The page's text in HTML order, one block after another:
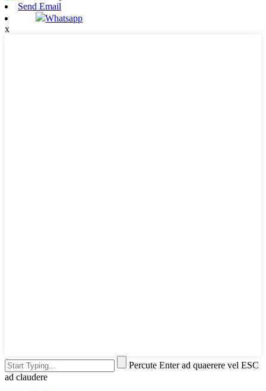
Send Email
Whatsapp
x
Percute Enter ad quaerere vel ESC
ad claudere